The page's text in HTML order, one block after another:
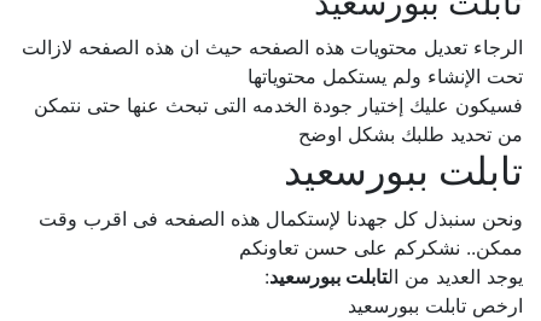
الرجاء تعديل محتويات هذه الصفحه حيث ان هذه الصفحه لازالت
تحت الإنشاء ولم يستكمل محتوياتها
فسيكون عليك إختيار جودة الخدمه التى تبحث عنها حتى نتمكن
من تحديد طلبك بشكل اوضح
تابلت ببورسعيد
ونحن سنبذل كل جهدنا لإستكمال هذه الصفحه فى اقرب وقت
ممكن.. نشكركم على حسن تعاونكم
يوجد العديد من ال تابلت ببورسعيد:
ارخص تابلت ببورسعيد